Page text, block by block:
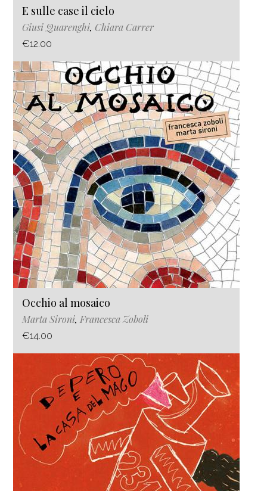
E sulle case il cielo
Giusi Quarenghi, Chiara Carrer
€12.00
Occhio al mosaico
Marta Sironi, Francesca Zoboli
€14.00